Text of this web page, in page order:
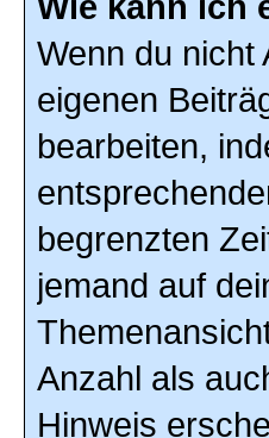
Wenn du nicht
eigenen
bearbeiten,
begrenzten
jemand auf
Anzahl als
Hinweis